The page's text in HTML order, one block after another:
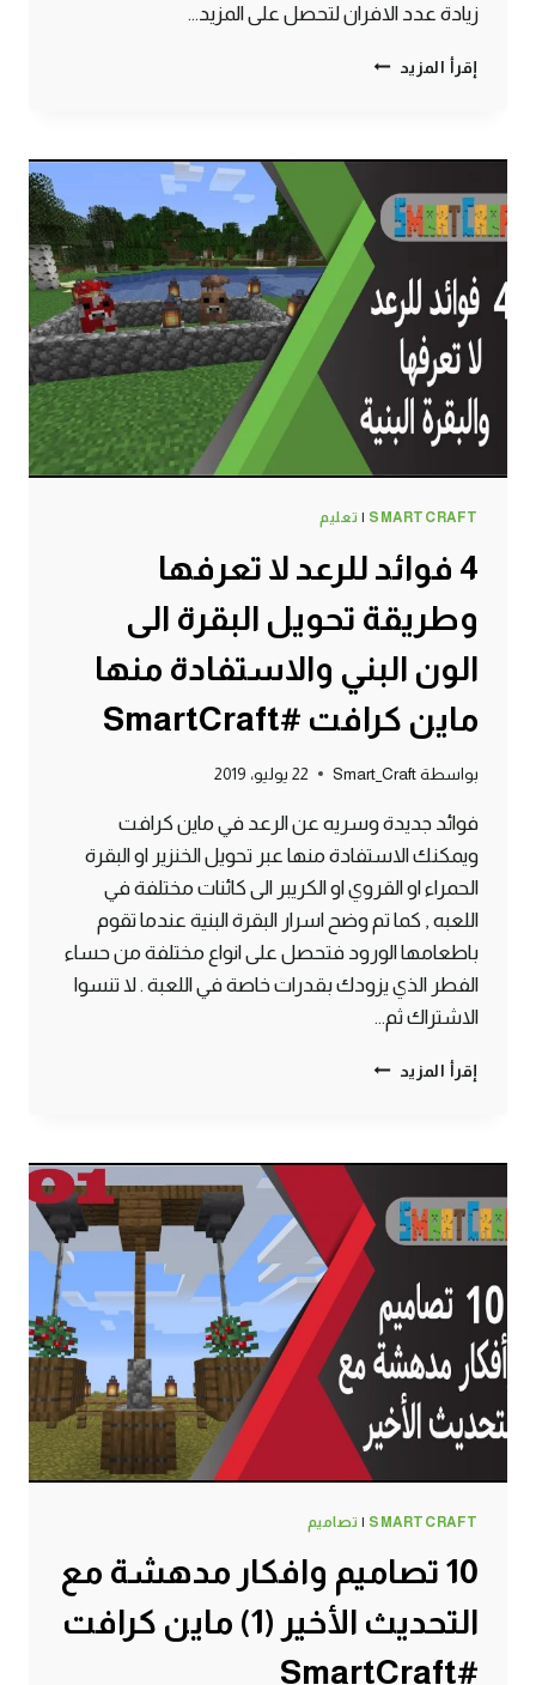
زيادة عدد الافران لتحصل على المزيد…
إقرأ المزيد طريقة
لا
نهائي
ماين
كرافت
SMARTCRAFT
| تعليم
4 فوائد للرعد لا تعرفها
وطريقة تحويل البقرة الى
الون البني والاستفادة منها
ماين كرافت #SmartCraft
بواسطة Smart_Craft 22 يوليو، 2019
فوائد جديدة وسريه عن الرعد في ماين كرافت
ويمكنك الاستفادة منها عبر تحويل الخنزير او البقرة
الحمراء او القروي او الكريبر الى كائنات مختلفة في
اللعبه , كما تم وضح اسرار البقرة البنية عندما تقوم
باطعامها الورود فتحصل على انواع مختلفة من حساء
الفطر الذي يزودك بقدرات خاصة في اللعبة . لا تنسوا
الاشتراك ثم…
إقرأ المزيد 4
تعرفها
وطريقة
تحويل
البقرة
الون
البني
والاستفادة
منها
كرافت
#SMARTCRAFT
SMARTCRAFT
| تصاميم
10 تصاميم وافكار مدهشة مع
التحديث الأخير (1) ماين كرافت
#SmartCraft